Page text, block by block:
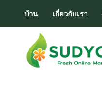
บ้าน เกี่ยวกับเรา